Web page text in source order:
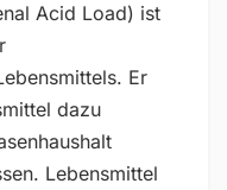
Acid Load) ist
Er
dazu
Lebensmittel